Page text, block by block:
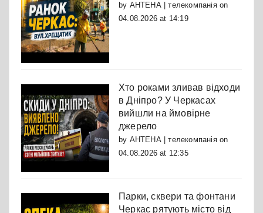
by АНТЕНА | телекомпаніяon
04.08.2026 at 14:19
Хто роками зливав відходи
в Дніпро? У Черкасах
вийшли на ймовірне
джерело
by АНТЕНА | телекомпаніяon
04.08.2026 at 12:35
Парки, сквери та фонтани
Черкас рятують місто від